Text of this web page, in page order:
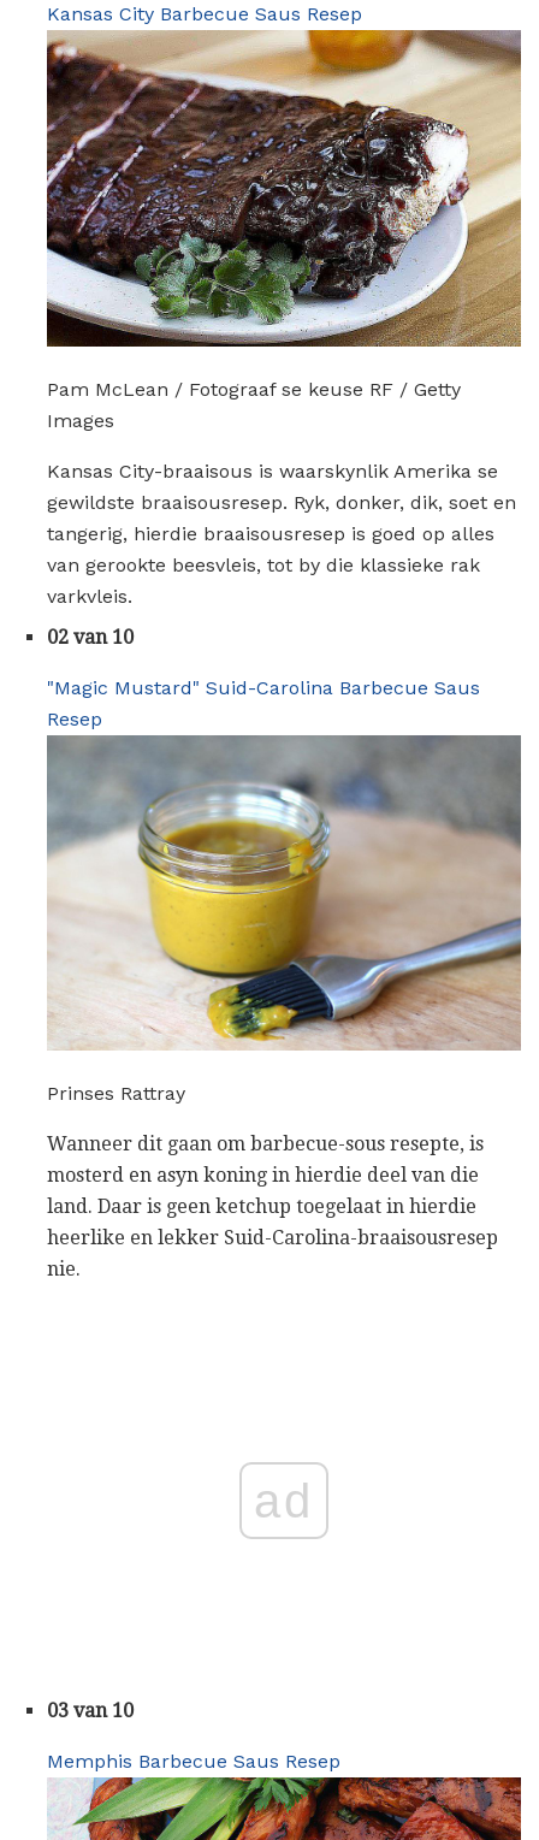
Kansas City Barbecue Saus Resep
Pam McLean / Fotograaf se keuse RF / Getty
Images
Kansas City-braaisous is waarskynlik Amerika se
gewildste braaisousresep. Ryk, donker, dik, soet en
tangerig, hierdie braaisousresep is goed op alles
van gerookte beesvleis, tot by die klassieke rak
varkvleis.
02 van 10
"Magic Mustard" Suid-Carolina Barbecue Saus
Resep
Prinses Rattray
Wanneer dit gaan om barbecue-sous resepte, is
mosterd en asyn koning in hierdie deel van die
land. Daar is geen ketchup toegelaat in hierdie
heerlike en lekker Suid-Carolina-braaisousresep
nie.
ad
03 van 10
Memphis Barbecue Saus Resep